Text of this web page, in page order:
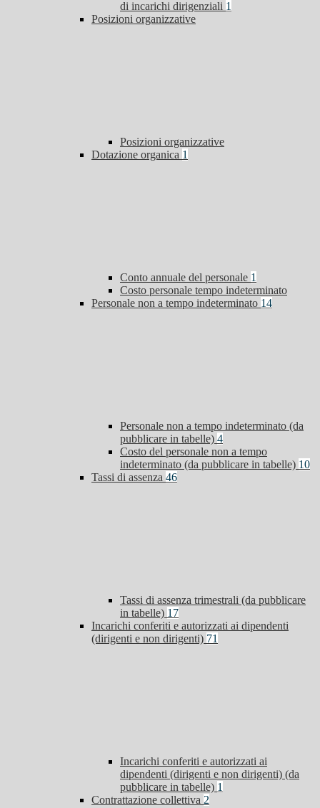
di incarichi dirigenziali 1
Posizioni organizzative
Posizioni organizzative
Dotazione organica 1
Conto annuale del personale 1
Costo personale tempo indeterminato
Personale non a tempo indeterminato 14
Personale non a tempo indeterminato (da
pubblicare in tabelle) 4
Costo del personale non a tempo
indeterminato (da pubblicare in tabelle) 10
Tassi di assenza 46
Tassi di assenza trimestrali (da pubblicare
in tabelle) 17
Incarichi conferiti e autorizzati ai dipendenti
(dirigenti e non dirigenti) 71
Incarichi conferiti e autorizzati ai
dipendenti (dirigenti e non dirigenti) (da
pubblicare in tabelle) 1
Contrattazione collettiva 2